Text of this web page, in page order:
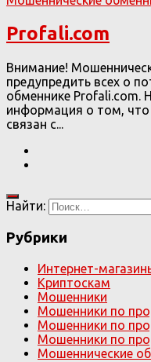
Profali.com
Внимание!
предупредить всех о
обменнике Profali.com.
информация о том,
связан с...
Найти:
Рубрики
Интернет-
Криптоскам
Мошенники
Мошенники по
Мошенники по
Мошенники по
Мошеннические